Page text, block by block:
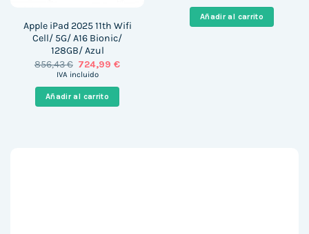
Apple iPad 2025 11th Wifi
Cell/ 5G/ A16 Bionic/
128GB/ Azul
856,43€ El
precio
era:
856,43 €.
724,99€El
IVA incluido
Añadir al carrito
era:
721,00 €.
es:
437,00
Añadir al carrito